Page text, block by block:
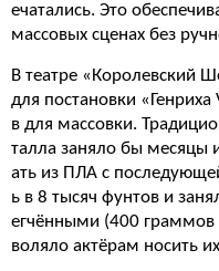
ечатались. Это
массовых сценах без
В театре «Королевский
для постановки
в для массовки.
талла заняло бы месяцы
ать из ПЛА с
ь в 8 тысяч фунтов и
егчёнными (400 граммов
воляло актёрам носить